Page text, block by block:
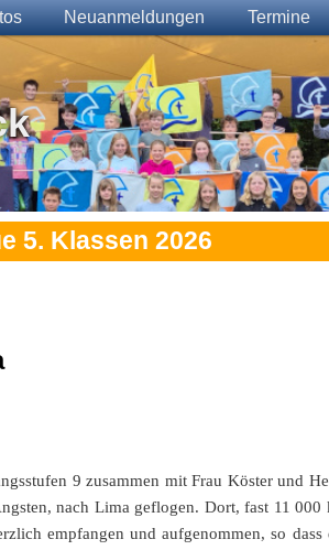
Neuanmeldungen Termine
5. Klassen 2026
9 zusammen mit Frau Köster und
nach Lima geflogen. Dort, fast 11 000
empfangen und aufgenommen, so dass